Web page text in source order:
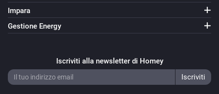
Impara
Gestione Energy
Iscriviti alla newsletter di Homey